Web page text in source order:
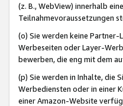
(z. B., WebView) innerhalb
Teilnahmevoraussetzungen
(o) Sie werden keine
Werbeseiten oder Layer-
bewerben, die eng mit dem
(p) Sie werden in Inhalte, die
Werbediensten oder in einer
einer Amazon-Website